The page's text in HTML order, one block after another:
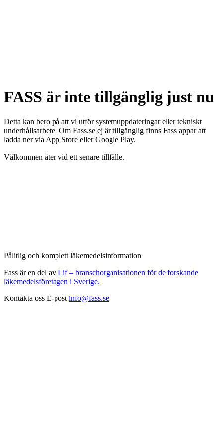
FASS är inte tillgänglig just nu
Detta kan bero på att vi utför systemuppdateringar eller tekniskt
underhållsarbete. Om Fass.se ej är tillgänglig finns Fass appar att
ladda ner via App Store eller Google Play.
Välkommen åter vid ett senare tillfälle.
Pålitlig och komplett läkemedelsinformation
Fass är en del av Lif – branschorganisationen för de forskande
läkemedelsföretagen i Sverige.
Kontakta oss E-post info@fass.se